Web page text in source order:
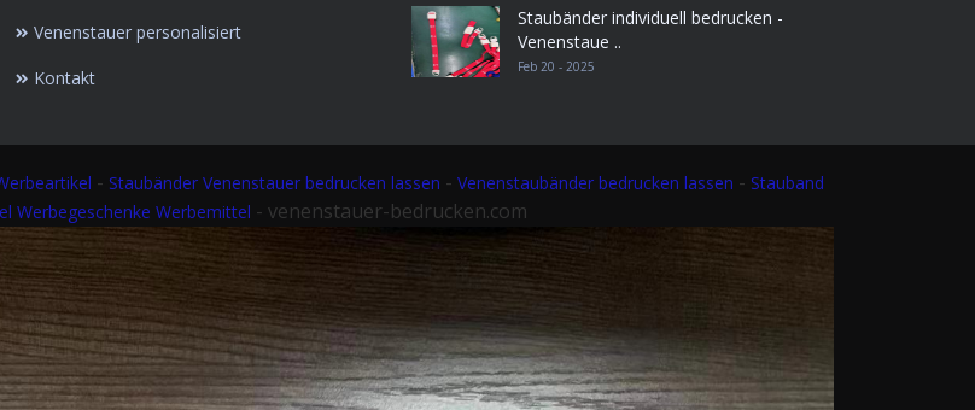
Venenstauer personalisiert
Kontakt
Staubänder individuell bedrucken -
Venenstaue ..
Feb 20 - 2025
- Staubänder Venenstauer bedrucken lassen - Venenstaubänder bedrucken lassen - Stauband
Werbegeschenke Werbemittel - venenstauer-bedrucken.com